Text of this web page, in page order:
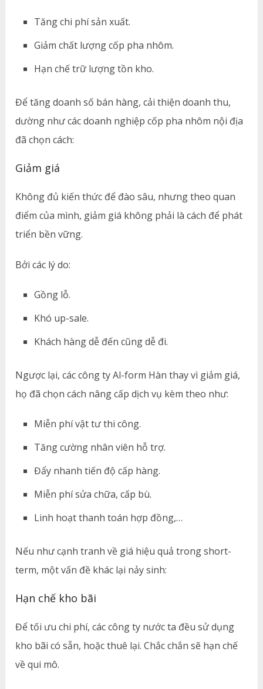
Tăng chi phí sản xuất.
Giảm chất lượng cốp pha nhôm.
Hạn chế trữ lượng tồn kho.
Để tăng doanh số bán hàng, cải thiện doanh thu,
dường như các doanh nghiệp cốp pha nhôm nội địa
đã chọn cách:
Giảm giá
Không đủ kiến thức để đào sâu, nhưng theo quan
điểm của mình, giảm giá không phải là cách để phát
triển bền vững.
Bởi các lý do:
Gồng lỗ.
Khó up-sale.
Khách hàng dễ đến cũng dễ đi.
Ngược lại, các công ty Al-form Hàn thay vì giảm giá,
họ đã chọn cách nâng cấp dịch vụ kèm theo như:
Miễn phí vật tư thi công.
Tăng cường nhân viên hỗ trợ.
Đẩy nhanh tiến độ cấp hàng.
Miễn phí sửa chữa, cấp bù.
Linh hoạt thanh toán hợp đồng,…
Nếu như cạnh tranh về giá hiệu quả trong short-
term, một vấn đề khác lại nảy sinh:
Hạn chế kho bãi
Để tối ưu chi phí, các công ty nước ta đều sử dụng
kho bãi có sẵn, hoặc thuê lại. Chắc chắn sẽ hạn chế
về qui mô.